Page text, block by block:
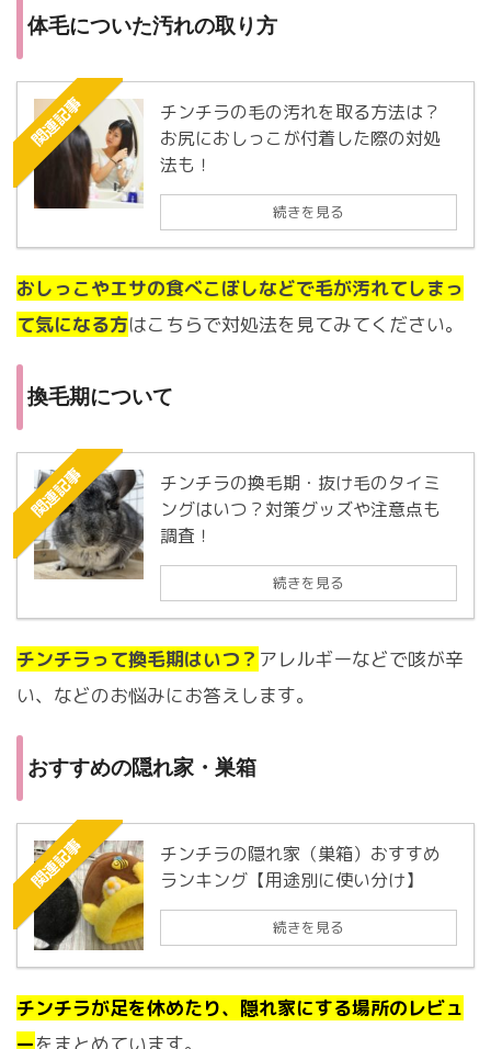
体毛についた汚れの取り方
関連記事
チンチラの毛の汚れを取る方法は？
お尻におしっこが付着した際の対処
法も！
続きを見る
おしっこやエサの食べこぼしなどで毛が汚れてしまっ
て気になる方はこちらで対処法を見てみてください。
換毛期について
関連記事
チンチラの換毛期・抜け毛のタイミ
ングはいつ？対策グッズや注意点も
調査！
続きを見る
チンチラって換毛期はいつ？ アレルギーなどで咳が辛
い、などのお悩みにお答えします。
おすすめの隠れ家・巣箱
関連記事
チンチラの隠れ家（巣箱）おすすめ
ランキング【用途別に使い分け】
続きを見る
チンチラが足を休めたり、隠れ家にする場所のレビュ